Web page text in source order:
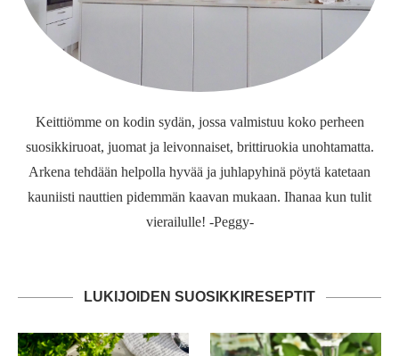
Keittiömme on kodin sydän, jossa valmistuu koko perheen
suosikkiruoat, juomat ja leivonnaiset, brittiruokia unohtamatta.
Arkena tehdään helpolla hyvää ja juhlapyhinä pöytä katetaan
kauniisti nauttien pidemmän kaavan mukaan. Ihanaa kun tulit
vierailulle! -Peggy-
LUKIJOIDEN SUOSIKKIRESEPTIT